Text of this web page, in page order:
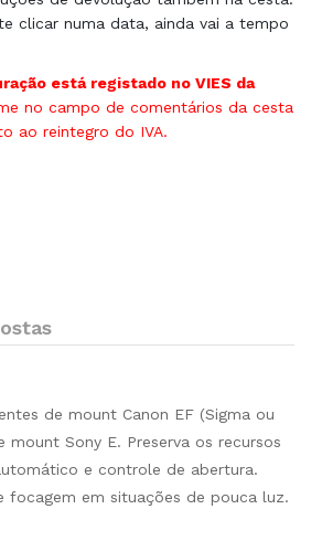
clicar numa data, ainda vai a tempo
está registado no VIES da
no campo de comentários da cesta
ao reintegro do IVA.
de mount Canon EF (Sigma ou
mount Sony E. Preserva os recursos
e controle de abertura.
focagem em situações de pouca luz.